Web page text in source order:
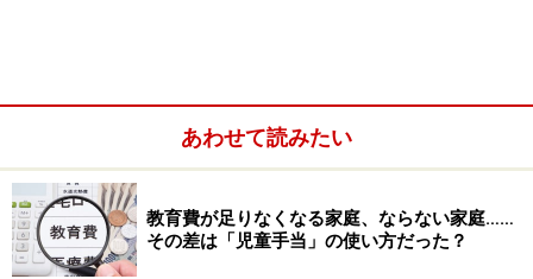
あわせて読みたい
教育費が足りなくなる家庭、ならない家庭……
その差は「児童手当」の使い方だった？